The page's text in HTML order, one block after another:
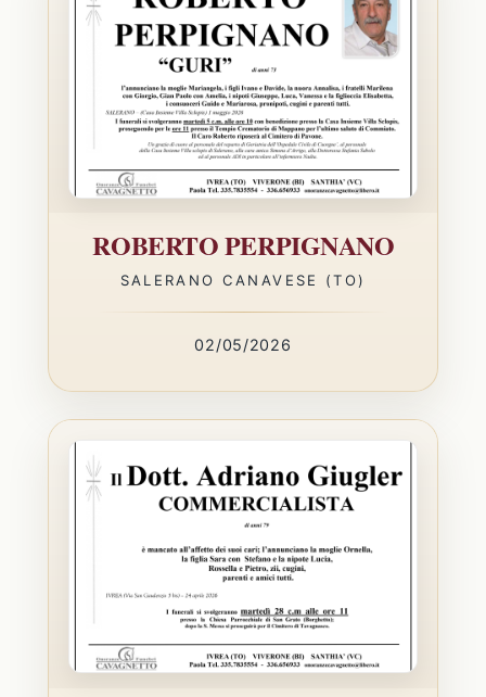
ROBERTO PERPIGNANO
SALERANO CANAVESE (TO)
02/05/2026